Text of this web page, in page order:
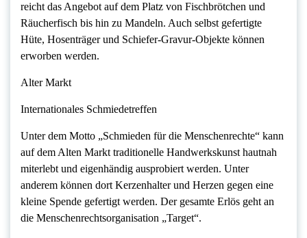
reicht das Angebot auf dem Platz von Fischbrötchen und
Räucherfisch bis hin zu Mandeln. Auch selbst gefertigte
Hüte, Hosenträger und Schiefer-Gravur-Objekte können
erworben werden.
Alter Markt
Internationales Schmiedetreffen
Unter dem Motto „Schmieden für die Menschenrechte“ kann
auf dem Alten Markt traditionelle Handwerkskunst hautnah
miterlebt und eigenhändig ausprobiert werden. Unter
anderem können dort Kerzenhalter und Herzen gegen eine
kleine Spende gefertigt werden. Der gesamte Erlös geht an
die Menschenrechtsorganisation „Target“.